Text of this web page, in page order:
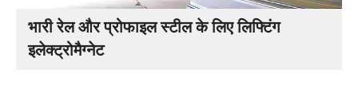
भारी रेल और प्रोफाइल स्टील के लिए लिफ्टिंग
इलेक्ट्रोमैग्नेट